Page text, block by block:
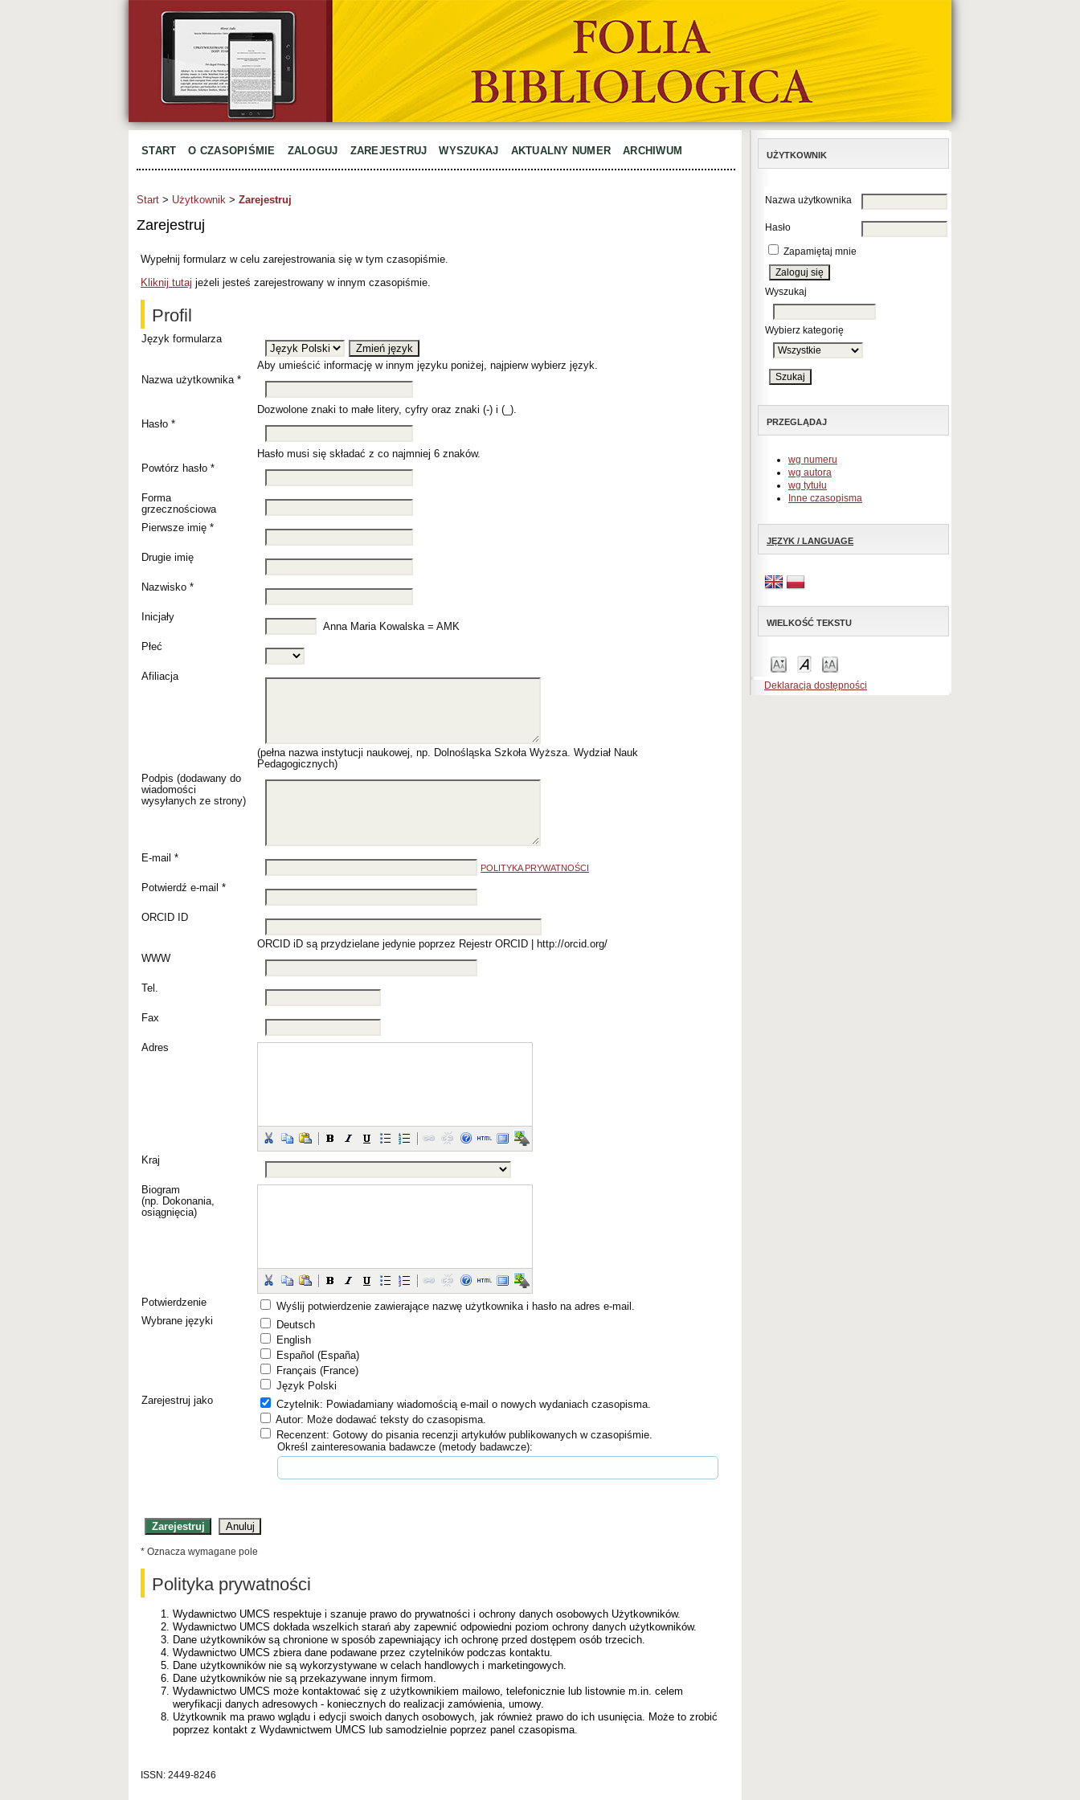
UŻYTKOWNIK
Nazwa użytkownika
Hasło
Zapamiętaj mnie
Wyszukaj
Wybierz kategorię
PRZEGLĄDAJ
wg numeru
wg autora
wg tytułu
Inne czasopisma
JĘZYK / LANGUAGE
WIELKOŚĆ TEKSTU
Deklaracja dostępności
START O CZASOPIŚMIE ZALOGUJ ZAREJESTRUJ WYSZUKAJ AKTUALNY NUMER ARCHIWUM
Start > Użytkownik > Zarejestruj
Zarejestruj
Wypełnij formularz w celu zarejestrowania się w tym czasopiśmie.
Kliknij tutaj jeżeli jesteś zarejestrowany w innym czasopiśmie.
Profil
Język formularza
Aby umieścić informację w innym języku poniżej, najpierw wybierz język.
Nazwa użytkownika *
Dozwolone znaki to małe litery, cyfry oraz znaki (-) i (_).
Hasło *
Hasło musi się składać z co najmniej 6 znaków.
Powtórz hasło *
Forma
grzecznościowa
Pierwsze imię *
Drugie imię
Nazwisko *
Inicjały
Anna Maria Kowalska = AMK
Płeć
Afiliacja
(pełna nazwa instytucji naukowej, np. Dolnośląska Szkoła Wyższa. Wydział Nauk
Pedagogicznych)
Podpis (dodawany do
wiadomości
wysyłanych ze strony)
E-mail *
POLITYKA PRYWATNOŚCI
Potwierdź e-mail *
ORCID ID
ORCID iD są przydzielane jedynie poprzez Rejestr ORCID | http://orcid.org/
WWW
Tel.
Fax
Adres
Kraj
Biogram
(np. Dokonania,
osiągnięcia)
Potwierdzenie
Wyślij potwierdzenie zawierające nazwę użytkownika i hasło na adres e-mail.
Wybrane języki
Deutsch
English
Español (España)
Français (France)
Język Polski
Zarejestruj jako
Czytelnik: Powiadamiany wiadomością e-mail o nowych wydaniach czasopisma.
Autor: Może dodawać teksty do czasopisma.
Recenzent: Gotowy do pisania recenzji artykułów publikowanych w czasopiśmie.
Określ zainteresowania badawcze (metody badawcze):
* Oznacza wymagane pole
Polityka prywatności
Wydawnictwo UMCS respektuje i szanuje prawo do prywatności i ochrony danych osobowych Użytkowników.
Wydawnictwo UMCS dokłada wszelkich starań aby zapewnić odpowiedni poziom ochrony danych użytkowników.
Dane użytkowników są chronione w sposób zapewniający ich ochronę przed dostępem osób trzecich.
Wydawnictwo UMCS zbiera dane podawane przez czytelników podczas kontaktu.
Dane użytkowników nie są wykorzystywane w celach handlowych i marketingowych.
Dane użytkowników nie są przekazywane innym firmom.
Wydawnictwo UMCS może kontaktować się z użytkownikiem mailowo, telefonicznie lub listownie m.in. celem
weryfikacji danych adresowych - koniecznych do realizacji zamówienia, umowy.
Użytkownik ma prawo wglądu i edycji swoich danych osobowych, jak również prawo do ich usunięcia. Może to zrobić
poprzez kontakt z Wydawnictwem UMCS lub samodzielnie poprzez panel czasopisma.
ISSN: 2449-8246